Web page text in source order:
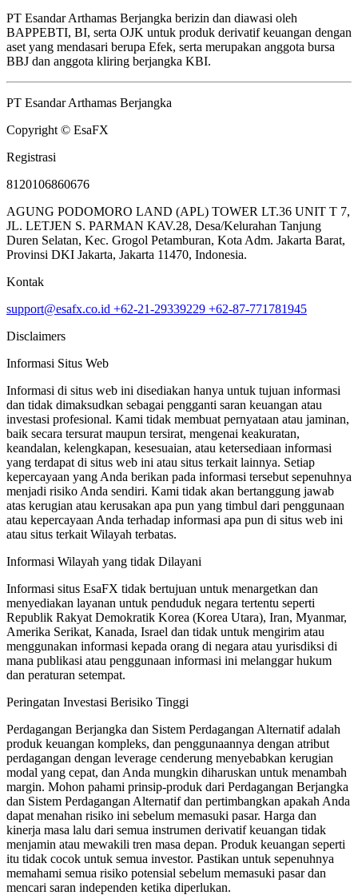
PT Esandar Arthamas Berjangka berizin dan diawasi oleh
BAPPEBTI, BI, serta OJK untuk produk derivatif keuangan dengan
aset yang mendasari berupa Efek, serta merupakan anggota bursa
BBJ dan anggota kliring berjangka KBI.
PT Esandar Arthamas Berjangka
Copyright © EsaFX
Registrasi
8120106860676
AGUNG PODOMORO LAND (APL) TOWER LT.36 UNIT T 7,
JL. LETJEN S. PARMAN KAV.28, Desa/Kelurahan Tanjung
Duren Selatan, Kec. Grogol Petamburan, Kota Adm. Jakarta Barat,
Provinsi DKI Jakarta, Jakarta 11470, Indonesia.
Kontak
support@esafx.co.id +62-21-29339229 +62-87-771781945
Disclaimers
Informasi Situs Web
Informasi di situs web ini disediakan hanya untuk tujuan informasi
dan tidak dimaksudkan sebagai pengganti saran keuangan atau
investasi profesional. Kami tidak membuat pernyataan atau jaminan,
baik secara tersurat maupun tersirat, mengenai keakuratan,
keandalan, kelengkapan, kesesuaian, atau ketersediaan informasi
yang terdapat di situs web ini atau situs terkait lainnya. Setiap
kepercayaan yang Anda berikan pada informasi tersebut sepenuhnya
menjadi risiko Anda sendiri. Kami tidak akan bertanggung jawab
atas kerugian atau kerusakan apa pun yang timbul dari penggunaan
atau kepercayaan Anda terhadap informasi apa pun di situs web ini
atau situs terkait Wilayah terbatas.
Informasi Wilayah yang tidak Dilayani
Informasi situs EsaFX tidak bertujuan untuk menargetkan dan
menyediakan layanan untuk penduduk negara tertentu seperti
Republik Rakyat Demokratik Korea (Korea Utara), Iran, Myanmar,
Amerika Serikat, Kanada, Israel dan tidak untuk mengirim atau
menggunakan informasi kepada orang di negara atau yurisdiksi di
mana publikasi atau penggunaan informasi ini melanggar hukum
dan peraturan setempat.
Peringatan Investasi Berisiko Tinggi
Perdagangan Berjangka dan Sistem Perdagangan Alternatif adalah
produk keuangan kompleks, dan penggunaannya dengan atribut
perdagangan dengan leverage cenderung menyebabkan kerugian
modal yang cepat, dan Anda mungkin diharuskan untuk menambah
margin. Mohon pahami prinsip-produk dari Perdagangan Berjangka
dan Sistem Perdagangan Alternatif dan pertimbangkan apakah Anda
dapat menahan risiko ini sebelum memasuki pasar. Harga dan
kinerja masa lalu dari semua instrumen derivatif keuangan tidak
menjamin atau mewakili tren masa depan. Produk keuangan seperti
itu tidak cocok untuk semua investor. Pastikan untuk sepenuhnya
memahami semua risiko potensial sebelum memasuki pasar dan
mencari saran independen ketika diperlukan.